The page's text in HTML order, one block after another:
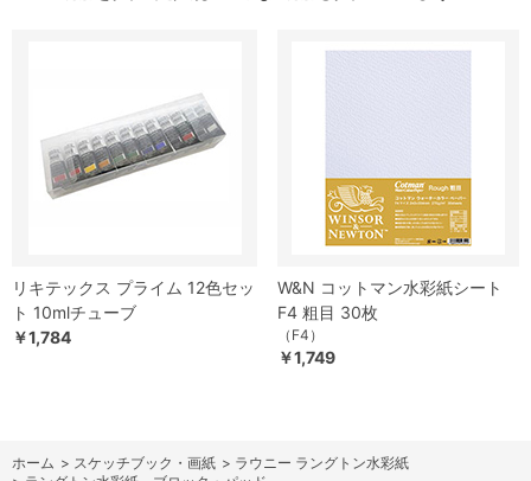
リキテックス プライム 12色セッ
ト 10mlチューブ
￥1,784
W&N コットマン水彩紙シート
F4 粗目 30枚
（F4）
￥1,749
ホーム > スケッチブック・画紙 > ラウニー ラングトン水彩紙